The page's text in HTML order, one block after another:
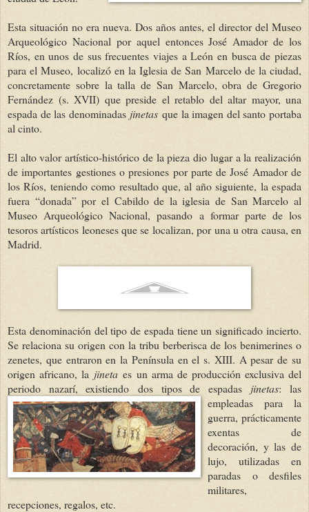
Esta situación no era nueva. Dos años antes, el director del Museo
Arqueológico Nacional por aquel entonces José Amador de los
Ríos, en unos de sus frecuentes viajes a León en busca de piezas
para el Museo, localizó en la Iglesia de San Marcelo de la ciudad,
concretamente sobre la talla de San Marcelo, obra de Gregorio
Fernández (s. XVII) que preside el retablo del altar mayor, una
espada de las denominadas jinetas que la imagen del santo portaba
al cinto.
El alto valor artístico-histórico de la pieza dio lugar a la realización
de importantes gestiones o presiones por parte de José Amador de
los Ríos, teniendo como resultado que, al año siguiente, la espada
fuera “donada” por el Cabildo de la iglesia de San Marcelo al
Museo Arqueológico Nacional, pasando a formar parte de los
tesoros artísticos leoneses que se localizan, por una u otra causa, en
Madrid.
Esta denominación del tipo de espada tiene un significado incierto.
Se relaciona su origen con la tribu berberisca de los benimerines o
zenetes, que entraron en la Península en el s. XIII. A pesar de su
origen africano, la jineta es un arma de producción exclusiva del
periodo nazarí, existiendo dos tipos de espadas jinetas: las
empleadas para la
guerra, prácticamente
exentas de
decoración, y las de
lujo, utilizadas en
paradas o desfiles
militares,
recepciones, regalos, etc.